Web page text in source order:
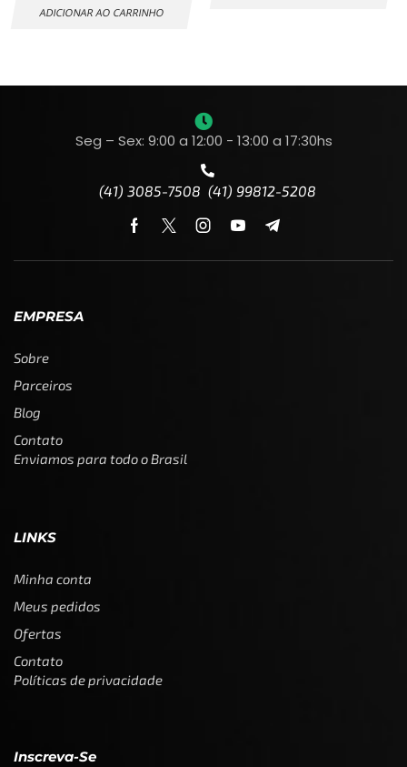
ADICIONAR AO CARRINHO
Seg – Sex: 9:00 a 12:00 - 13:00 a 17:30hs
(41) 3085-7508 (41) 99812-5208
EMPRESA
Sobre
Parceiros
Blog
Contato
Enviamos para todo o Brasil
LINKS
Minha conta
Meus pedidos
Ofertas
Contato
Políticas de privacidade
Inscreva-Se